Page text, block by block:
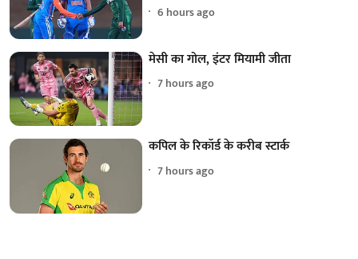
6 hours ago
मेसी का गोल, इंटर मियामी जीता
7 hours ago
कपिल के रिकॉर्ड के करीब स्टार्क
7 hours ago